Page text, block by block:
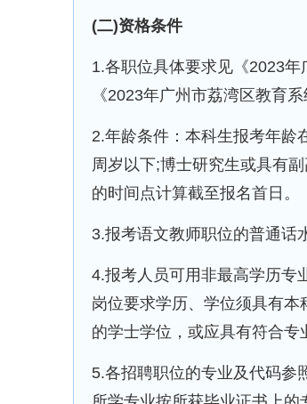
(二)资格条件
1.各职位具体要求见《2023年
《2023年广州市荔湾区教育
2.年龄条件：本科生报考年龄
周岁以下;博士研究生或具有
的时间点计算截至报名首日。
3.报考语文教师职位的普通话
4.报考人员可用非最高学历专
岗位要求学历、学位须具有
的学士学位，或应具有符合专
5.各招聘职位的专业及代码参